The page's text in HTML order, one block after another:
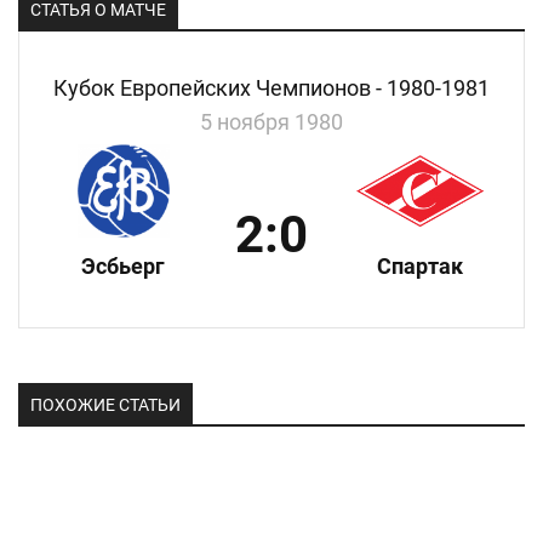
СТАТЬЯ О МАТЧЕ
Кубок Европейских Чемпионов - 1980-1981
5 ноября 1980
Эсбьерг
2:0
Спартак
ПОХОЖИЕ СТАТЬИ